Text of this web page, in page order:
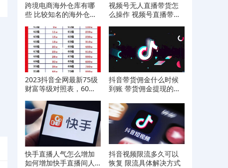
跨境电商海外仓库有哪
些 比较知名的海外仓库
视频号无人直播带货怎
么操作 视频号直播带货
2023抖音全网最新75级
财富等级对照表，60级
抖音带货佣金什么时候
到账 带货佣金提现的详
快手直播人气怎么增加
如何增加快手直播间人
抖音视频限流多久可以
恢复 限流具体解决方式